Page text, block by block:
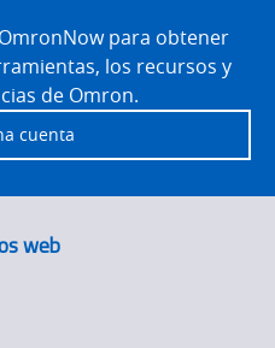
para obtener
los recursos y
de Omron.
cuenta
web